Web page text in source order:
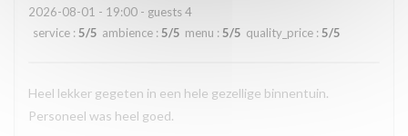
2026-08-01 - 19:00 - guests 4
service : 5/5 ambience : 5/5 menu : 5/5 quality_price : 5/5
Heel lekker gegeten in een hele gezellige binnentuin.
Personeel was heel goed.